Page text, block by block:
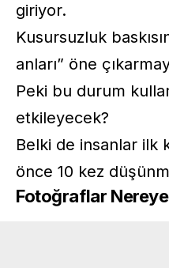
giriyor.
Kusursuzluk
anları” öne
Peki bu durum
etkileyecek?
Belki de insanlar ilk
önce 10 kez
Fotoğraflar